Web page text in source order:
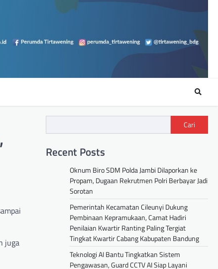
juga
Cari
Recent Posts
Oknum Biro SDM Polda Jambi Dilaporkan ke
Propam, Dugaan Rekrutmen Polri Berbayar Jadi
Sorotan
Pemerintah Kecamatan Cileunyi Dukung
Pembinaan Kepramukaan, Camat Hadiri
Penilaian Kwartir Ranting Paling Tergiat
Tingkat Kwartir Cabang Kabupaten Bandung
Teknologi AI Bantu Tingkatkan Sistem
Pengawasan, Guard CCTV AI Siap Layani